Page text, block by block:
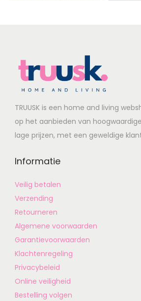
TRUUSK is een home and living
op het aanbieden van
lage prijzen, met een geweldige
Informatie
Veilig betalen
Verzending
Retourneren
Algemene voorwaarden
Garantievoorwaarden
Klachtenregeling
Privacybeleid
Online veiligheid
Bestelling volgen